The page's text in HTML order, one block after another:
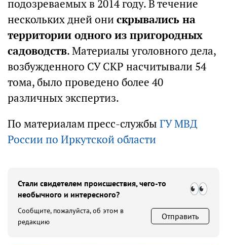
подозреваемых в 2014 году. В течение
нескольких дней они скрывались на
территории одного из пригородных
садоводств. Материалы уголовного дела,
возбужденного СУ СКР насчитывали 54
тома, было проведено более 40
различных экспертиз.
По материалам пресс-службы ГУ МВД
России по Иркутской области
Стали свидетелем происшествия, чего-то
необычного и интересного?
Сообщите, пожалуйста, об этом в
редакцию
Отправить